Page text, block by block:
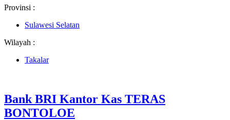
Provinsi :
Sulawesi Selatan
Wilayah :
Takalar
Bank BRI Kantor Kas TERAS
BONTOLOE